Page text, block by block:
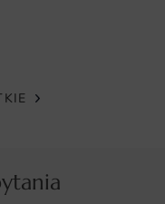
zapewnia idealne